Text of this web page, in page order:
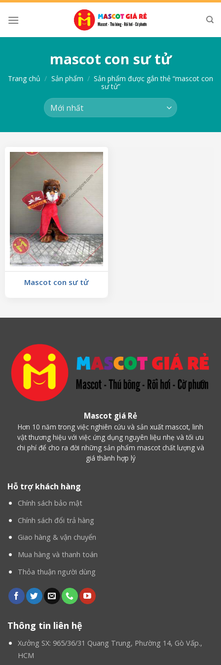
Skip
mascot con sư tử
Trang chủ / Sản phẩm / Sản phẩm được gắn thẻ “mascot con
sư tử”
Mascot con sư tử
Mascot giá Rẻ
Hơn 10 năm trong việc nghiên cứu và sản xuất mascot, linh
vật thương hiệu với việc ứng dụng nguyên liệu nhẹ và tối ưu
chi phí để cho ra đời những sản phẩm mascot chất lượng và
giá thành hợp lý
Hỗ trợ khách hàng
Chính sách bảo mật
Chính sách đổi trả hàng
Giao hàng & vận chuyển
Mua hàng và thanh toán
Thỏa thuận người dùng
Thông tin liên hệ
Xưởng SX: 965/36/31 Quang Trung, Phường 14, Gò Vấp.,
HCM